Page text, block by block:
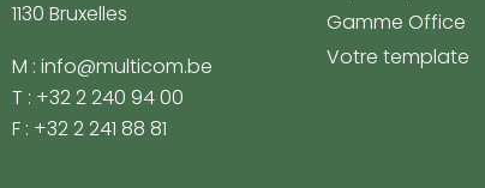
1130 Bruxelles
M : info@multicom.be
T : +32 2 240 94 00
F : +32 2 241 88 81
Gamme Office
Votre template